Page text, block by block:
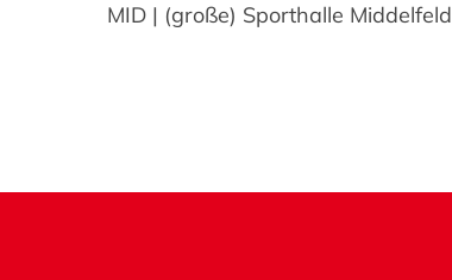
MID | (große) Sporthalle Middelfeld